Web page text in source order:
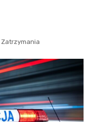
Zatrzymania